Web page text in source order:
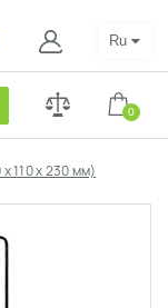
0
Ru
110 х 230 мм)